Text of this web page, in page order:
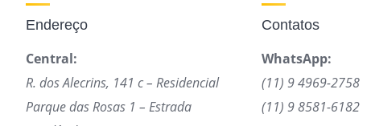
Endereço
Central:
R. dos Alecrins, 141 c – Residencial
Parque das Rosas 1 – Estrada
Contatos
WhatsApp:
(11) 9 4969-2758
(11) 9 8581-6182